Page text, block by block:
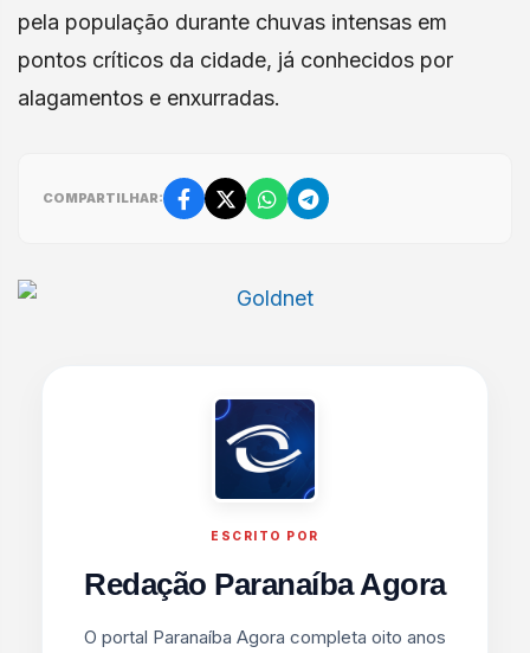
pela população durante chuvas intensas em
pontos críticos da cidade, já conhecidos por
alagamentos e enxurradas.
COMPARTILHAR:
ESCRITO POR
Redação Paranaíba Agora
O portal Paranaíba Agora completa oito anos